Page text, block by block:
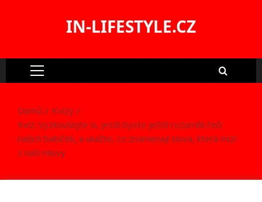
IN-LIFESTYLE.CZ
Primary
Domů
Kvízy
Kvíz: Vyzkoušejte si, jestli byste ještě rozuměli řeči
našich babiček, a ukažte, co znamenají slova, která mizí
z naší mluvy